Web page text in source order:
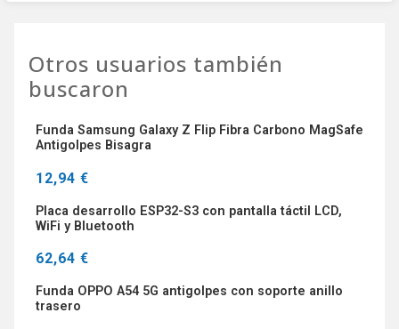
Otros usuarios también
buscaron
Funda Samsung Galaxy Z Flip Fibra Carbono MagSafe
Antigolpes Bisagra
12,94 €
Placa desarrollo ESP32-S3 con pantalla táctil LCD,
WiFi y Bluetooth
62,64 €
Funda OPPO A54 5G antigolpes con soporte anillo
trasero